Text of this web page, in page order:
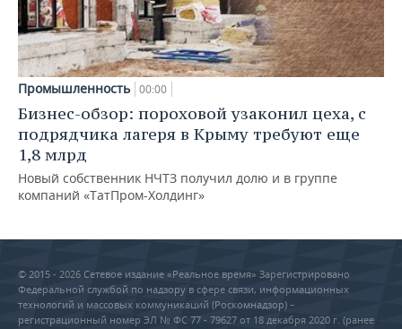
Промышленность 00:00
Бизнес-обзор: пороховой узаконил цеха, с
подрядчика лагеря в Крыму требуют еще
1,8 млрд
Новый собственник НЧТЗ получил долю и в группе
компаний «ТатПром-Холдинг»
© 2015 - 2026 Сетевое издание «Реальное время» Зарегистрировано
Федеральной службой по надзору в сфере связи, информационных
технологий и массовых коммуникаций (Роскомнадзор) –
регистрационный номер ЭЛ № ФС 77 - 79627 от 18 декабря 2020 г. (ранее